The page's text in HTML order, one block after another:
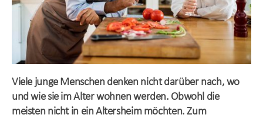
Viele junge Menschen denken nicht darüber nach, wo
und wie sie im Alter wohnen werden. Obwohl die
meisten nicht in ein Altersheim möchten. Zum